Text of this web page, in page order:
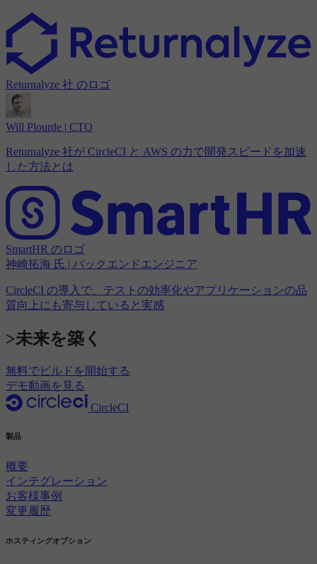
Returnalyze 社 のロゴ
Will Plourde | CTO
Returnalyze 社が CircleCI と AWS の力で開発スピードを加速
した方法とは
SmartHR のロゴ
神崎拓海 氏 | バックエンドエンジニア
CircleCI の導入で、テストの効率化やアプリケーションの品
質向上にも寄与していると実感
>未来を築く
無料でビルドを開始する
デモ動画を見る
CircleCI
製品
概要
インテグレーション
お客様事例
変更履歴
ホスティングオプション